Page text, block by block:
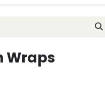
Wraps